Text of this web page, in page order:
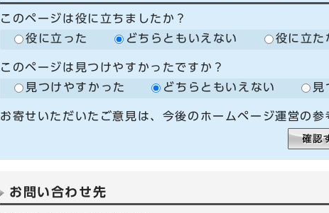
このページは役に立ちましたか？
役に立った
どちらともいえない 役に立た
このページは見つけやすかったですか？
見つけやすかった
どちらともいえない 見
お寄せいただいたご意見は、今後のホームページ運営の参
お問い合わせ先